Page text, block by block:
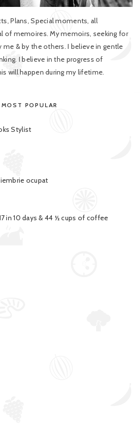
Plans, Special moments, all
of memoires. My memoirs, seeking for
& by the others. I believe in gentle
I believe in the progress of
will happen during my lifetime.
MOST POPULAR
Stylist
ocupat
in 10 days & 44 ½ cups of coffee